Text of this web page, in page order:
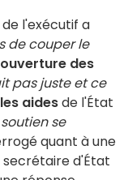
l'exécutif a
de couper le
des
pas juste et ce
aidesde l'État
se
quant à une
secrétaire d'État